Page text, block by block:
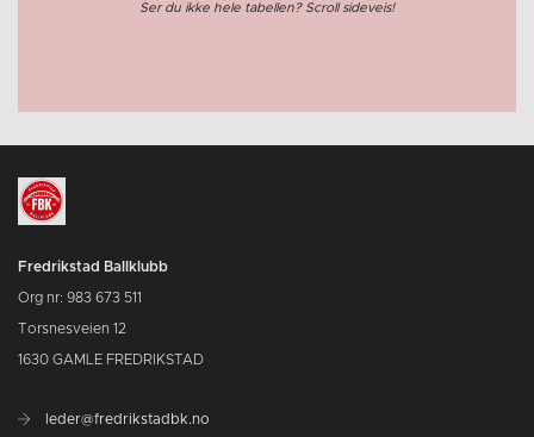
Ser du ikke hele tabellen? Scroll sideveis!
Fredrikstad Ballklubb
Org nr: 983 673 511
Torsnesveien 12
1630 GAMLE FREDRIKSTAD
leder@fredrikstadbk.no